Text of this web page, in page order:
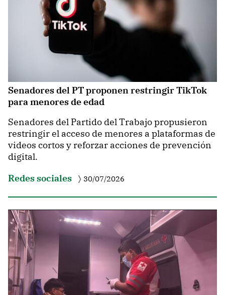
Senadores del PT proponen restringir TikTok
para menores de edad
Senadores del Partido del Trabajo propusieron
restringir el acceso de menores a plataformas de
videos cortos y reforzar acciones de prevención
digital.
Redes sociales
30/07/2026